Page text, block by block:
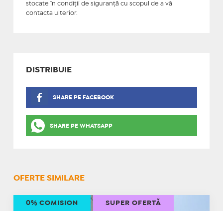
stocate în condiţii de siguranţă cu scopul de a vă
contacta ulterior.
DISTRIBUIE
SHARE PE FACEBOOK
SHARE PE WHATSAPP
OFERTE SIMILARE
0% COMISION SUPER OFERTĂ